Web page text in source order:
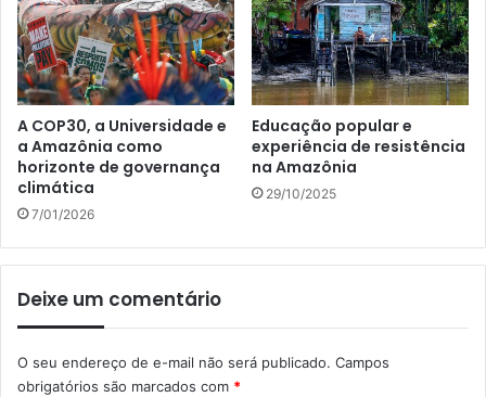
A COP30, a Universidade e
a Amazônia como
horizonte de governança
climática
7/01/2026
Educação popular e
experiência de resistência
na Amazônia
29/10/2025
Deixe um comentário
O seu endereço de e-mail não será publicado. Campos
obrigatórios são marcados com *